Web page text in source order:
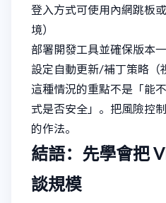
登入方式可使用內網跳板
境）
部署開發工具並確保版本
設定自動更新/補丁策略（
這種情況的重點不是「能
式是否安全」。把風險控
的作法。
結語：先學會把
談規模